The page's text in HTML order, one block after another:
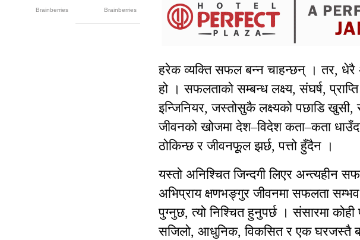
हरेक व्यक्ति सफल बन्न चाहन्छन् । तर,
हो । सफलताको सम्बन्ध लक्ष्य, संघर्ष,
इन्जिनियर, जस्तोसुकै लक्ष्यको पछाडि
जीवनको खोजमा देश–विदेश कता–कता
ठोकिन्छ र जीवनफूूल झर्छ, पत्तो हुँदैन ।
यस्तो अनिश्चित जिन्दगी लिएर अन्त्यहीन
अभिप्राय क्षणभङ्गुर जीवनमा सफलता
पुग्नुछ, त्यो निश्चित हुनुपर्छ । संसारमा
सजिलो, आधुनिक, विकसित र एक घरजस्तै